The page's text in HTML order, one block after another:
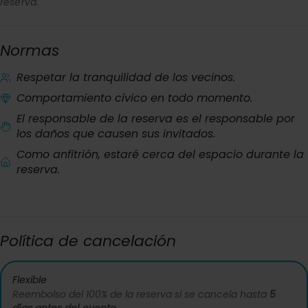
Normas
Respetar la tranquilidad de los vecinos.
Comportamiento cívico en todo momento.
El responsable de la reserva es el responsable por
los daños que causen sus invitados.
Como anfitrión, estaré cerca del espacio durante la
reserva.
Política de cancelación
Flexible
Reembolso del 100% de la reserva si se cancela hasta 5